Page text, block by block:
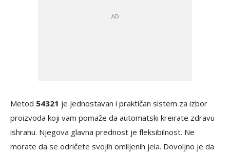
Metod 54321 je jednostavan i praktičan sistem za izbor
proizvoda koji vam pomaže da automatski kreirate zdravu
ishranu. Njegova glavna prednost je fleksibilnost. Ne
morate da se odričete svojih omiljenih jela. Dovoljno je da